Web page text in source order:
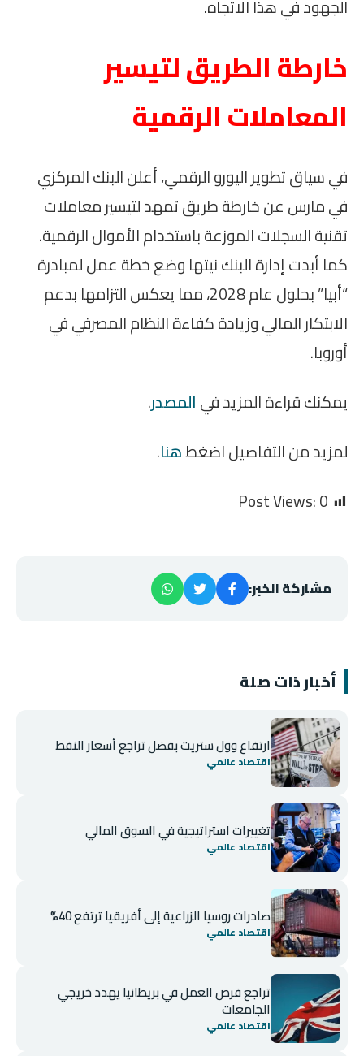
الجهود في هذا الاتجاه.
خارطة الطريق لتيسير
المعاملات الرقمية
في سياق تطوير اليورو الرقمي، أعلن البنك المركزي
في مارس عن خارطة طريق تمهد لتيسير معاملات
تقنية السجلات الموزعة باستخدام الأموال الرقمية.
كما أبدت إدارة البنك نيتها وضع خطة عمل لمبادرة
“أبيا” بحلول عام 2028، مما يعكس التزامها بدعم
الابتكار المالي وزيادة كفاءة النظام المصرفي في
أوروبا.
يمكنك قراءة المزيد فيالمصدر.
لمزيد من التفاصيل اضغطهنا.
Post Views:0
مشاركة الخبر:
أخبار ذات صلة
ارتفاع وول ستريت بفضل تراجع أسعار النفط
اقتصاد عالمي
تغييرات استراتيجية في السوق المالي
اقتصاد عالمي
صادرات روسيا الزراعية إلى أفريقيا ترتفع 40%
اقتصاد عالمي
تراجع فرص العمل في بريطانيا يهدد خريجي
الجامعات
اقتصاد عالمي